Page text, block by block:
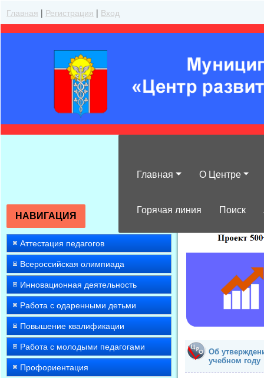
Главная | Регистрация | Вход
Главная О Центре
Горячая линия Поиск
НАВИГАЦИЯ
Аттестация педагогов
Всероссийская олимпиада
Инновационная деятельность
Работа с одаренными детьми
Повышение квалификации
Работа с молодыми педагогами
Профориентация
Об
учебном году